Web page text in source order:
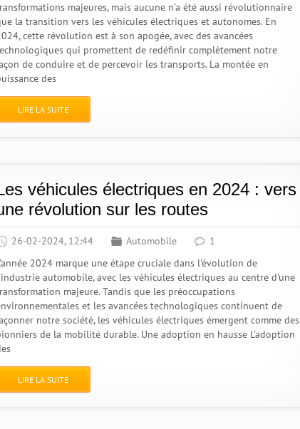
majeures, mais aucune n'a été aussi révolutionnaire
la transition vers les véhicules électriques et autonomes. En
cette révolution est à son apogée, avec des avancées
qui promettent de redéfinir complètement notre
de conduire et de percevoir les transports. La montée en
des
LIRE LA SUITE
véhicules électriques en 2024 : vers
révolution sur les routes
26-02-2024, 12:44 Automobile
1
2024 marque une étape cruciale dans l'évolution de
automobile, avec les véhicules électriques au centre d'une
majeure. Tandis que les préoccupations
et les avancées technologiques continuent de
notre société, les véhicules électriques émergent comme des
de la mobilité durable. Une adoption en hausse L'adoption
LIRE LA SUITE